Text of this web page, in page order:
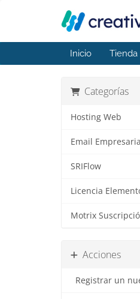
Inicio Tienda
Categorías
Hosting Web
Email
SRIFlow
Licencia
Motrix
Acciones
Registrar un